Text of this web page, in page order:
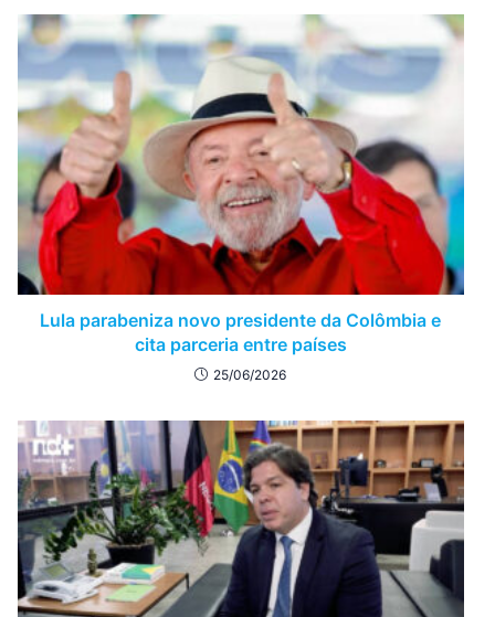
Lula parabeniza novo presidente da Colômbia e
cita parceria entre países
25/06/2026